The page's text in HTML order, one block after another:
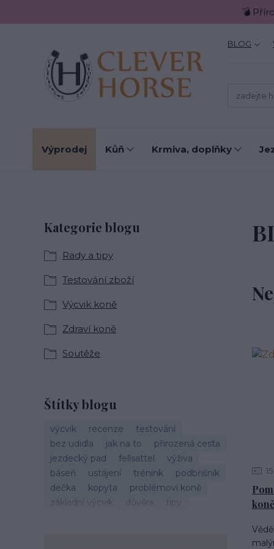
💣
BLOG
Výprodej Kůň Krmiva, doplňky
Kategorie blogu
Rady a tipy
Testování zboží
Výcvik koně
Zdraví koně
Soutěže
Štítky blogu
výcvik recenze
testování
bez udidla
jak na to
přirozená cesta
jezdecký pad
fellsattel
výživa
báseň
ustájení trénink
podbřišník
dečka
kopyta
problémoví koně
základní výcvik
důvěra
tipy
15